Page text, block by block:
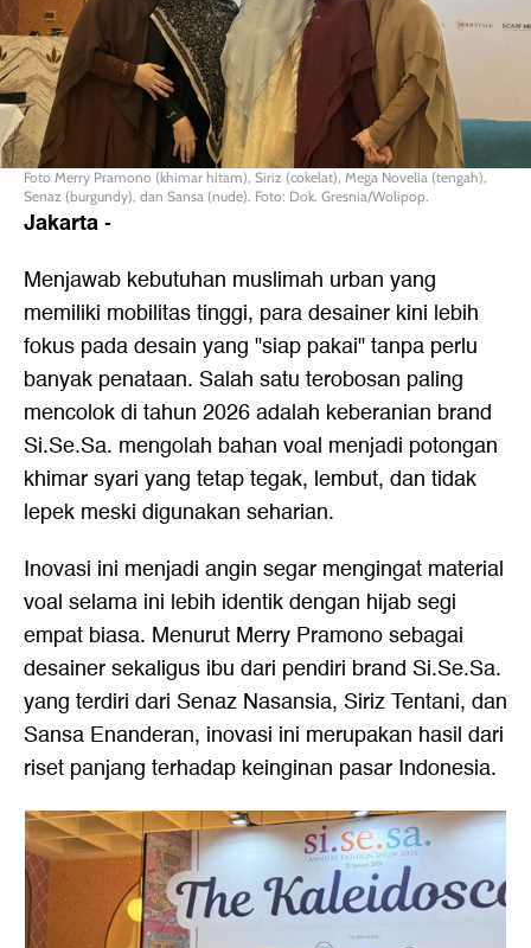
Foto Merry Pramono (khimar hitam), Siriz (cokelat), Mega Novelia (tengah),
Senaz (burgundy), dan Sansa (nude). Foto: Dok. Gresnia/Wolipop.
Jakarta-
Menjawab kebutuhan muslimah urban yang
memiliki mobilitas tinggi, para desainer kini lebih
fokus pada desain yang "siap pakai" tanpa perlu
banyak penataan. Salah satu terobosan paling
mencolok di tahun 2026 adalah keberanian brand
Si.Se.Sa. mengolah bahan voal menjadi potongan
khimar syari yang tetap tegak, lembut, dan tidak
lepek meski digunakan seharian.
Inovasi ini menjadi angin segar mengingat material
voal selama ini lebih identik dengan hijab segi
empat biasa. Menurut Merry Pramono sebagai
desainer sekaligus ibu dari pendiri brand Si.Se.Sa.
yang terdiri dari Senaz Nasansia, Siriz Tentani, dan
Sansa Enanderan, inovasi ini merupakan hasil dari
riset panjang terhadap keinginan pasar Indonesia.